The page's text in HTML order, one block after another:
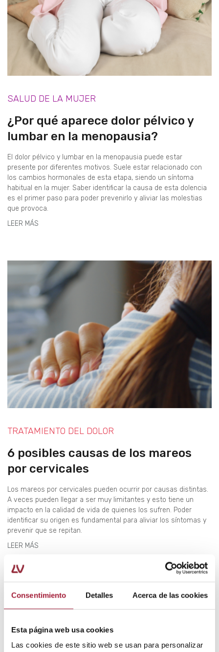
Consentimiento Detalles Acerca de las cookies
Esta página web usa cookies
Las cookies de este sitio web se usan para personalizar
SALUD DE LA MUJER
¿Por qué aparece dolor pélvico y
lumbar en la menopausia?
El dolor pélvico y lumbar en la menopausia puede estar
presente por diferentes motivos. Suele estar relacionado con
los cambios hormonales de esta etapa, siendo un síntoma
habitual en la mujer. Saber identificar la causa de esta dolencia
es el primer paso para poder prevenirlo y aliviar las molestias
que provoca.
LEER MÁS
TRATAMIENTO DEL DOLOR
6 posibles causas de los mareos
por cervicales
Los mareos por cervicales pueden ocurrir por causas distintas.
A veces pueden llegar a ser muy limitantes y esto tiene un
impacto en la calidad de vida de quienes los sufren. Poder
identificar su origen es fundamental para aliviar los síntomas y
prevenir que se repitan.
LEER MÁS